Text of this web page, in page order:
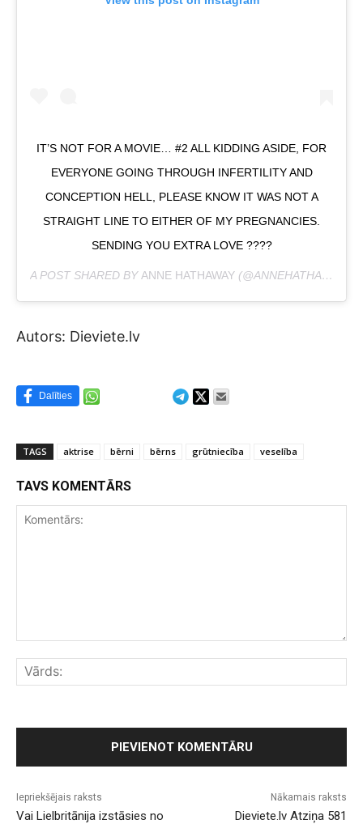
IT’S NOT FOR A MOVIE…⁣⁣ #2⁣ ⁣ALL KIDDING ASIDE, FOR
EVERYONE GOING THROUGH INFERTILITY AND
CONCEPTION HELL, PLEASE KNOW IT WAS NOT A
STRAIGHT LINE TO EITHER OF MY PREGNANCIES.
SENDING YOU EXTRA LOVE ????
A POST SHARED BY ANNE HATHAWAY (@ANNEHATHAWAY) ON
Autors: Dieviete.lv
Dalīties
TAGS aktrise bērni bērns grūtniecība veselība
TAVS KOMENTĀRS
Iepriekšējais raksts
Vai Lielbritānija izstāsies no
Nākamais raksts
Dieviete.lv Atziņa 581